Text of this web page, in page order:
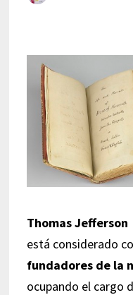
Thomas Jefferson
está considerado
fundadores de la
ocupando el cargo